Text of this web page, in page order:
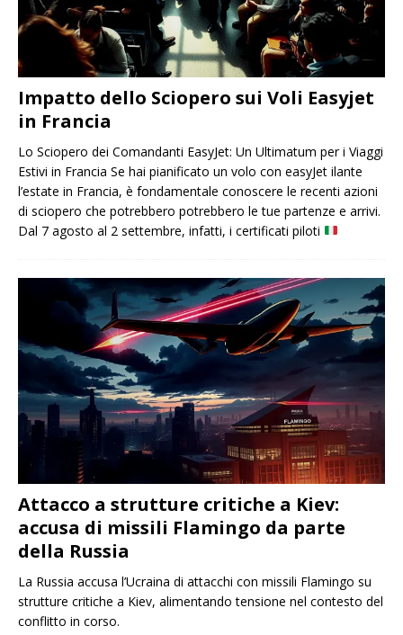
Impatto dello Sciopero sui Voli Easyjet
in Francia
Lo Sciopero dei Comandanti EasyJet: Un Ultimatum per i Viaggi
Estivi in ​​Francia Se hai pianificato un volo con easyJet ilante
l’estate in Francia, è fondamentale conoscere le recenti azioni
di sciopero che potrebbero potrebbero le tue partenze e arrivi.
Dal 7 agosto al 2 settembre, infatti, i certificati piloti
Attacco a strutture critiche a Kiev:
accusa di missili Flamingo da parte
della Russia
La Russia accusa l’Ucraina di attacchi con missili Flamingo su
strutture critiche a Kiev, alimentando tensione nel contesto del
conflitto in corso.